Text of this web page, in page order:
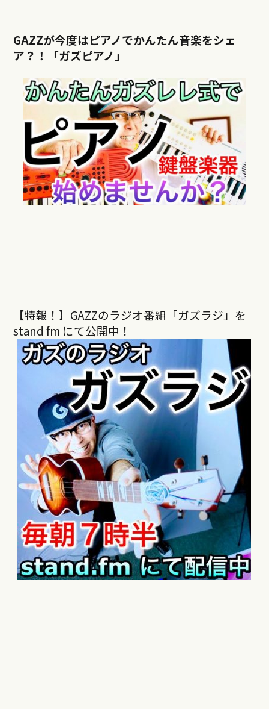
GAZZが今度はピアノでかんたん音楽をシェ
ア？！「ガズピアノ」
【特報！】GAZZのラジオ番組「ガズラジ」を
stand fm にて公開中！